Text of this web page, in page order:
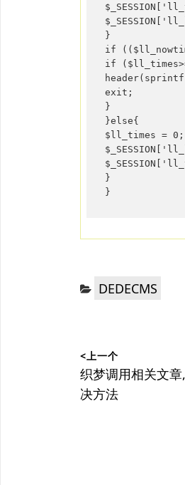
}
if
if
exit;
}
}else{
$ll_times = 0;
}
}
分 DEDECMS
章
导
<上一个
上
篇
织梦调用相关文
决方法